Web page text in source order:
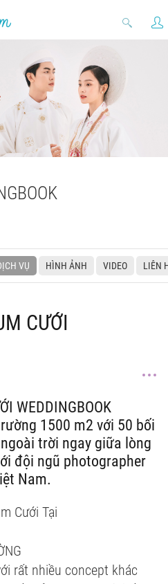
VỤ HÌNH ẢNH VIDEO LIÊN
CƯỚI
WEDDINGBOOK
1500 m2 với 50 bối
trời ngay giữa lòng
đội ngũ photographer
Nam.
Cưới Tại
rất nhiều concept khác